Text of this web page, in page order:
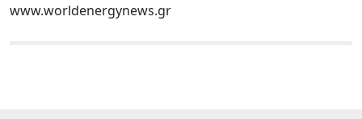
www.worldenergynews.gr